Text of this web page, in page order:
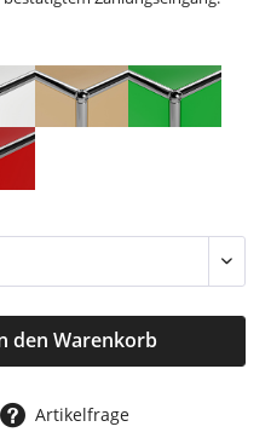
den Warenkorb
Artikelfrage